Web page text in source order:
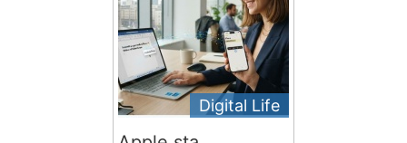
Digital Life